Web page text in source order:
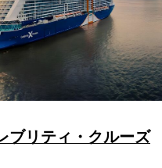
ブリティ・クルーズ